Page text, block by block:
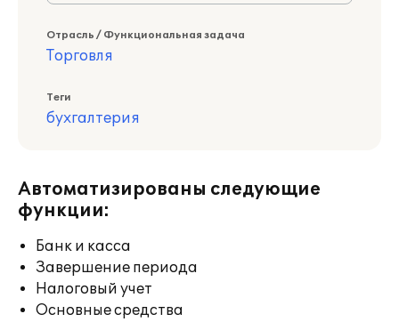
Отрасль / Функциональная задача
Торговля
Теги
бухгалтерия
Автоматизированы следующие
функции:
Банк и касса
Завершение периода
Налоговый учет
Основные средства